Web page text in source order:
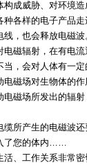
成威胁、对环境
各样的电子产品
，也会释放电磁波
磁辐射，在有电
当，会对人体有一
磁场对生物体的
磁场所发出的辐
所产生的电磁波
了您的体内……
、工作关系非常